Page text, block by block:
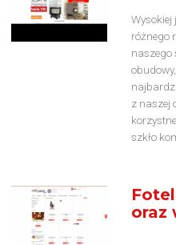
różnego
naszego
z naszej
szkło
oraz